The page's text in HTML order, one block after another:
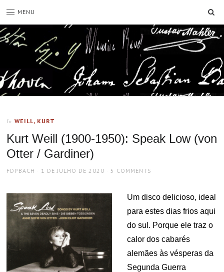
MENU
In WEILL, KURT
Kurt Weill (1900-1950): Speak Low (von
Otter / Gardiner)
AUTHOR
FDPBACH
POSTED
1 DE JULHO DE 2020 5 COMMENTS
Um disco delicioso, ideal
para estes dias frios aqui
do sul. Porque ele traz o
calor dos cabarés
alemães às vésperas da
Segunda Guerra